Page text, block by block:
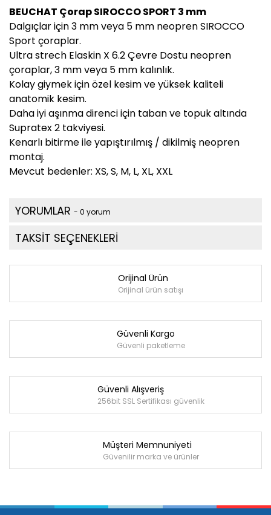
BEUCHAT Çorap SIROCCO SPORT 3 mm
Dalgıçlar için 3 mm veya 5 mm neopren SIROCCO
Sport çoraplar.
Ultra strech Elaskin X 6.2 Çevre Dostu neopren
çoraplar, 3 mm veya 5 mm kalınlık.
Kolay giymek için özel kesim ve yüksek kaliteli
anatomik kesim.
Daha iyi aşınma direnci için taban ve topuk altında
Supratex 2 takviyesi.
Kenarlı bitirme ile yapıştırılmış / dikilmiş neopren
montaj.
Mevcut bedenler: XS, S, M, L, XL, XXL
YORUMLAR - 0 yorum
TAKSİT SEÇENEKLERİ
Orijinal Ürün
Orijinal ürün satışı
Güvenli Kargo
Güvenli paketleme
Güvenli Alışveriş
256bit SSL Sertifikası güvenlik
Müşteri Memnuniyeti
Güvenilir marka ve ürünler